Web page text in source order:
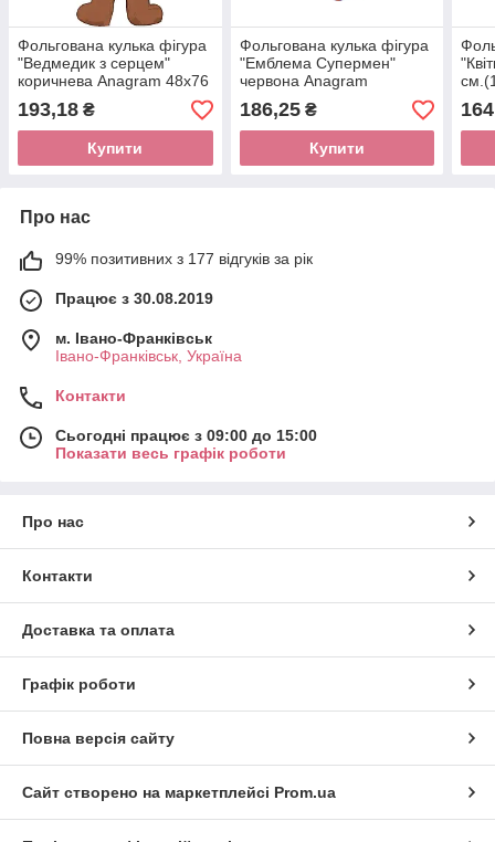
Фольгована кулька фігура
"Ведмедик з серцем"
коричнева Anagram 48х76
см (1см).
193,18 ₴
Купити
Фольгована кулька фігура
"Емблема Супермен"
червона Anagram
66х50см. (1шт)
186,25₴
Купити
Про нас
99% позитивних з 177 відгуків за рік
Працює з 30.08.2019
м. Івано-Франківськ
Івано-Франківськ, Україна
Контакти
Сьогодні працює з 09:00 до 15:00
Показати весь графік роботи
Про нас
Контакти
Доставка та оплата
Графік роботи
Повна версія сайту
Сайт створено на маркетплейсі Prom.ua